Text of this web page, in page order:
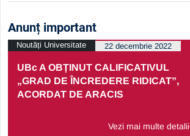
Anunț important
UBc A OBȚINUT CALIFICATIVUL
„GRAD DE ÎNCREDERE RIDICAT”,
ACORDAT DE ARACIS
Vezi mai multe detalii
Noutăți Universitate 22 decembrie 2022